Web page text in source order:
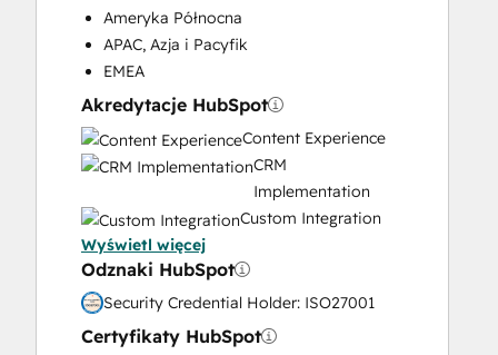
Search Engine Optimization
Social Media
Video Production
Website Design
Website Development
Website Migration
Ameryka Północna
APAC, Azja i Pacyfik
EMEA
Akredytacje HubSpot
Content Experience
CRM
Implementation
Custom Integration
Onboarding
Service
Wyświetl więcej
Odznaki HubSpot
Security Credential Holder: ISO27001
Certyfikaty HubSpot